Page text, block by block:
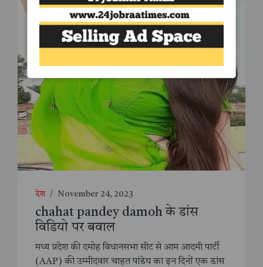
देश / November 24, 2023
chahat pandey damoh के डांस
विडियो पर बवाल
मध्य प्रदेश की दमोह विधानसभा सीट से आम आदमी पार्टी
(AAP) की उम्मीदवार चाहत पांडेय का इन दिनों एक डांस